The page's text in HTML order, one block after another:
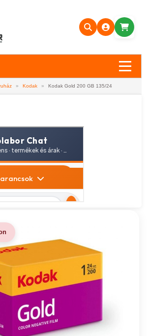
» Kodak » Kodak Gold 200 GB 135/24